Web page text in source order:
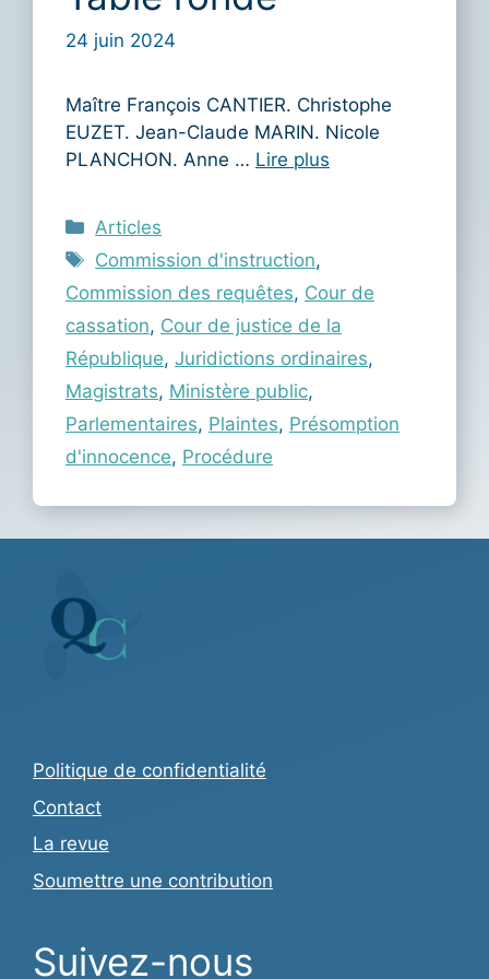
24 juin 2024
Maître François CANTIER. Christophe
EUZET. Jean-Claude MARIN. Nicole
PLANCHON. Anne … Lire plus
Catégories
Articles
Étiquettes
Commission d'instruction,
Commission des requêtes, Cour de
cassation, Cour de justice de la
République, Juridictions ordinaires,
Magistrats, Ministère public,
Parlementaires, Plaintes, Présomption
d'innocence, Procédure
Politique de confidentialité
Contact
La revue
Soumettre une contribution
Suivez-nous